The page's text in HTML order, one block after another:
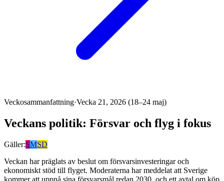
Veckosammanfattning·Vecka 21, 2026 (18–24 maj)
Veckans politik: Försvar och flyg i fokus
Gäller:SMSD
Veckan har präglats av beslut om försvarsinvesteringar och
ekonomiskt stöd till flyget. Moderaterna har meddelat att Sverige
kommer att uppnå sina försvarsmål redan 2030, och ett avtal om köp